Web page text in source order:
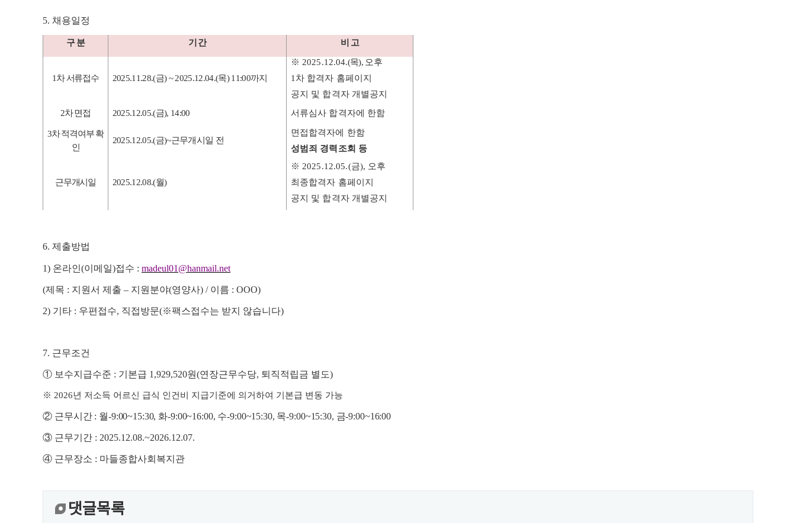
5. 채용일정
구 분 기 간 비 고
1차 서류접수 2025.11.28.(금) ~ 2025.12.04.(목) 11:00까지
※2025.12.04.(목), 오후
1차 합격자 홈페이지
공지 및 합격자 개별공지
2차 면접 2025.12.05.(금), 14:00 서류심사 합격자에 한함
3차 적격여부 확
인
2025.12.05.(금)~근무개시일 전
면접합격자에 한함
성범죄 경력조회 등
근무개시일 2025.12.08.(월)
※2025.12.05.(금), 오후
최종합격자 홈페이지
공지 및 합격자 개별공지
6. 제출방법
1) 온라인(이메일)접수 : madeul01@hanmail.net
(제목 : 지원서 제출 – 지원분야(영양사) / 이름 : OOO)
2) 기타 : 우편접수, 직접방문(※팩스접수는 받지 않습니다)
7. 근무조건
① 보수지급수준 : 기본급 1,929,520원(연장근무수당, 퇴직적립금 별도)
※ 2026년 저소득 어르신 급식 인건비 지급기준에 의거하여 기본급 변동 가능
② 근무시간 : 월-9:00~15:30, 화-9:00~16:00, 수-9:00~15:30, 목-9:00~15:30, 금-9:00~16:00
③ 근무기간 : 2025.12.08.~2026.12.07.
④ 근무장소 : 마들종합사회복지관
댓글목록